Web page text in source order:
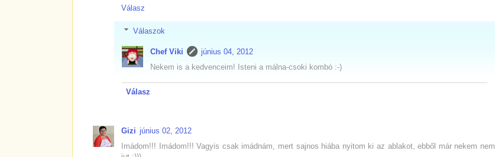
Válasz
Válaszok
Chef Viki
június 04, 2012
Nekem is a kedvenceim! Isteni a málna-csoki kombó :-)
Válasz
Gizi június 02, 2012
Imádom!!! Imádom!!! Vagyis csak imádnám, mert sajnos hiába nyitom ki az ablakot, ebből már nekem nem